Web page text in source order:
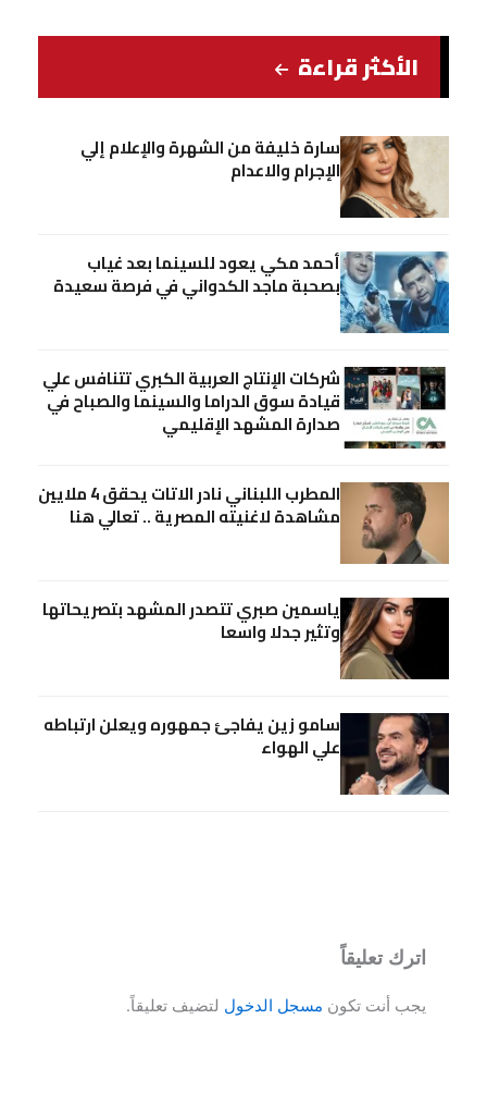
الأكثر قراءة
سارة خليفة من الشهرة والإعلام إلي
الإجرام والاعدام
أحمد مكي يعود للسينما بعد غياب
بصحبة ماجد الكدواني في فرصة سعيدة
شركات الإنتاج العربية الكبري تتنافس علي
قيادة سوق الدراما والسينما والصباح في
صدارة المشهد الإقليمي
المطرب اللبناني نادر الاتات يحقق 4 ملايين
مشاهدة لاغنيته المصرية .. تعالي هنا
ياسمين صبري تتصدر المشهد بتصريحاتها
وتثير جدلا واسعا
سامو زين يفاجئ جمهوره ويعلن ارتباطه
علي الهواء
اترك تعليقاً
يجب أنت تكون مسجل الدخول لتضيف تعليقاً.